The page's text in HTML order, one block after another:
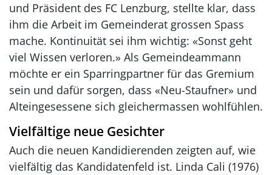
und Präsident des FC Lenzburg, stellte klar, dass
ihm die Arbeit im Gemeinderat grossen Spass
mache. Kontinuität sei ihm wichtig: «Sonst geht
viel Wissen verloren.» Als Gemeindeammann
möchte er ein Sparringpartner für das Gremium
sein und dafür sorgen, dass «Neu-Staufner» und
Alteingesessene sich gleichermassen wohlfühlen.
Vielfältige neue Gesichter
Auch die neuen Kandidierenden zeigten auf, wie
vielfältig das Kandidatenfeld ist. Linda Cali (1976)